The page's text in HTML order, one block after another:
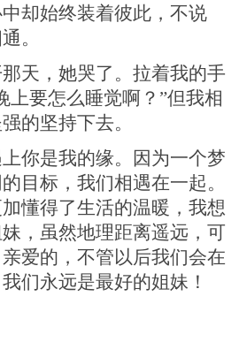
却始终装着彼此，不说
。
天，她哭了。拉着我的手
上要怎么睡觉啊？”但我相
的坚持下去。
你是我的缘。因为一个梦
目标，我们相遇在一起。
懂得了生活的温暖，我想
，虽然地理距离遥远，可
爱的，不管以后我们会在
们永远是最好的姐妹！